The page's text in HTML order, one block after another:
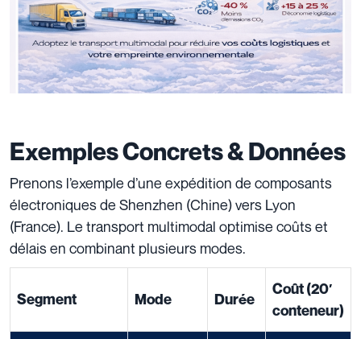
Exemples Concrets & Données
Prenons l’exemple d’une expédition de composants
électroniques de Shenzhen (Chine) vers Lyon
(France). Le transport multimodal optimise coûts et
délais en combinant plusieurs modes.
Segment Mode Durée
Coût (20′
conteneur)